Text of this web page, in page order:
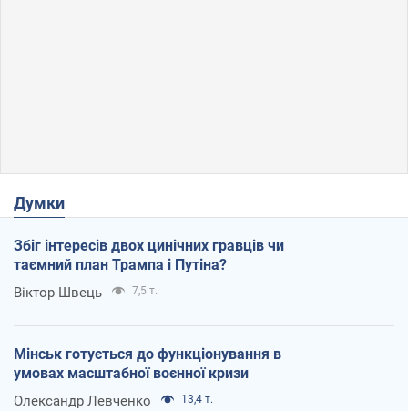
Думки
Збіг інтересів двох цинічних гравців чи
таємний план Трампа і Путіна?
Віктор Швець 7,5 т.
Мінськ готується до функціонування в
умовах масштабної воєнної кризи
Олександр Левченко 13,4 т.